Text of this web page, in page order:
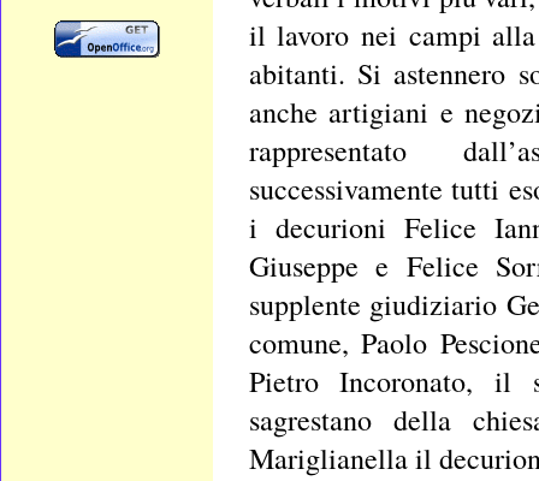
il lavoro nei campi
abitanti. Si astennero
anche artigiani e
rappresentato
successivamente tutti
i decurioni Felice
Giuseppe e Felice
supplente giudiziario
comune, Paolo
Pietro Incoronato, il
sagrestano della
Mariglianella il